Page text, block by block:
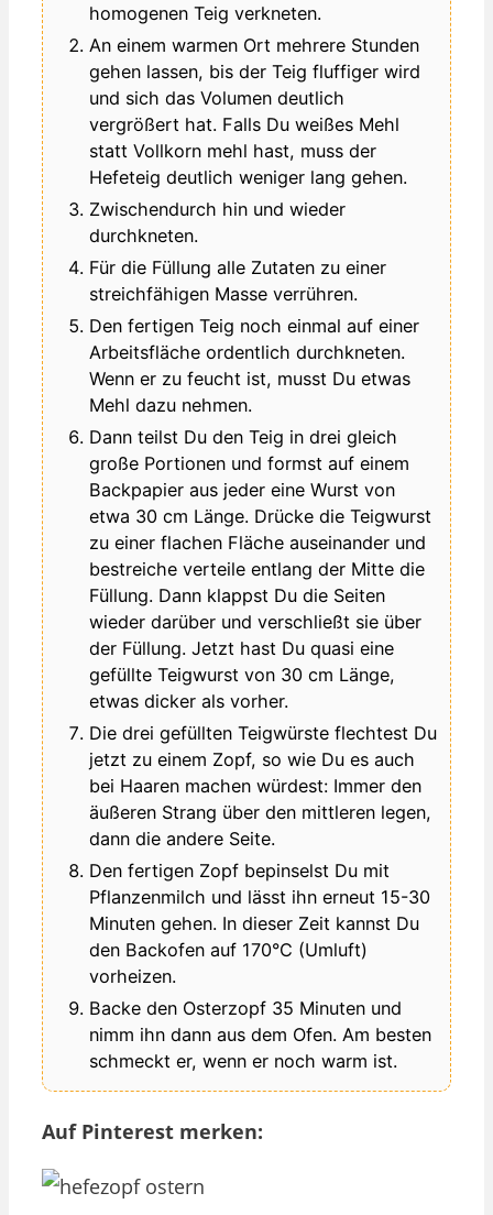
homogenen Teig verkneten.
An einem warmen Ort mehrere Stunden
gehen lassen, bis der Teig fluffiger wird
und sich das Volumen deutlich
vergrößert hat. Falls Du weißes Mehl
statt Vollkorn mehl hast, muss der
Hefeteig deutlich weniger lang gehen.
Zwischendurch hin und wieder
durchkneten.
Für die Füllung alle Zutaten zu einer
streichfähigen Masse verrühren.
Den fertigen Teig noch einmal auf einer
Arbeitsfläche ordentlich durchkneten.
Wenn er zu feucht ist, musst Du etwas
Mehl dazu nehmen.
Dann teilst Du den Teig in drei gleich
große Portionen und formst auf einem
Backpapier aus jeder eine Wurst von
etwa 30 cm Länge. Drücke die Teigwurst
zu einer flachen Fläche auseinander und
bestreiche verteile entlang der Mitte die
Füllung. Dann klappst Du die Seiten
wieder darüber und verschließt sie über
der Füllung. Jetzt hast Du quasi eine
gefüllte Teigwurst von 30 cm Länge,
etwas dicker als vorher.
Die drei gefüllten Teigwürste flechtest Du
jetzt zu einem Zopf, so wie Du es auch
bei Haaren machen würdest: Immer den
äußeren Strang über den mittleren legen,
dann die andere Seite.
Den fertigen Zopf bepinselst Du mit
Pflanzenmilch und lässt ihn erneut 15-30
Minuten gehen. In dieser Zeit kannst Du
den Backofen auf 170°C (Umluft)
vorheizen.
Backe den Osterzopf 35 Minuten und
nimm ihn dann aus dem Ofen. Am besten
schmeckt er, wenn er noch warm ist.
Auf Pinterest merken: